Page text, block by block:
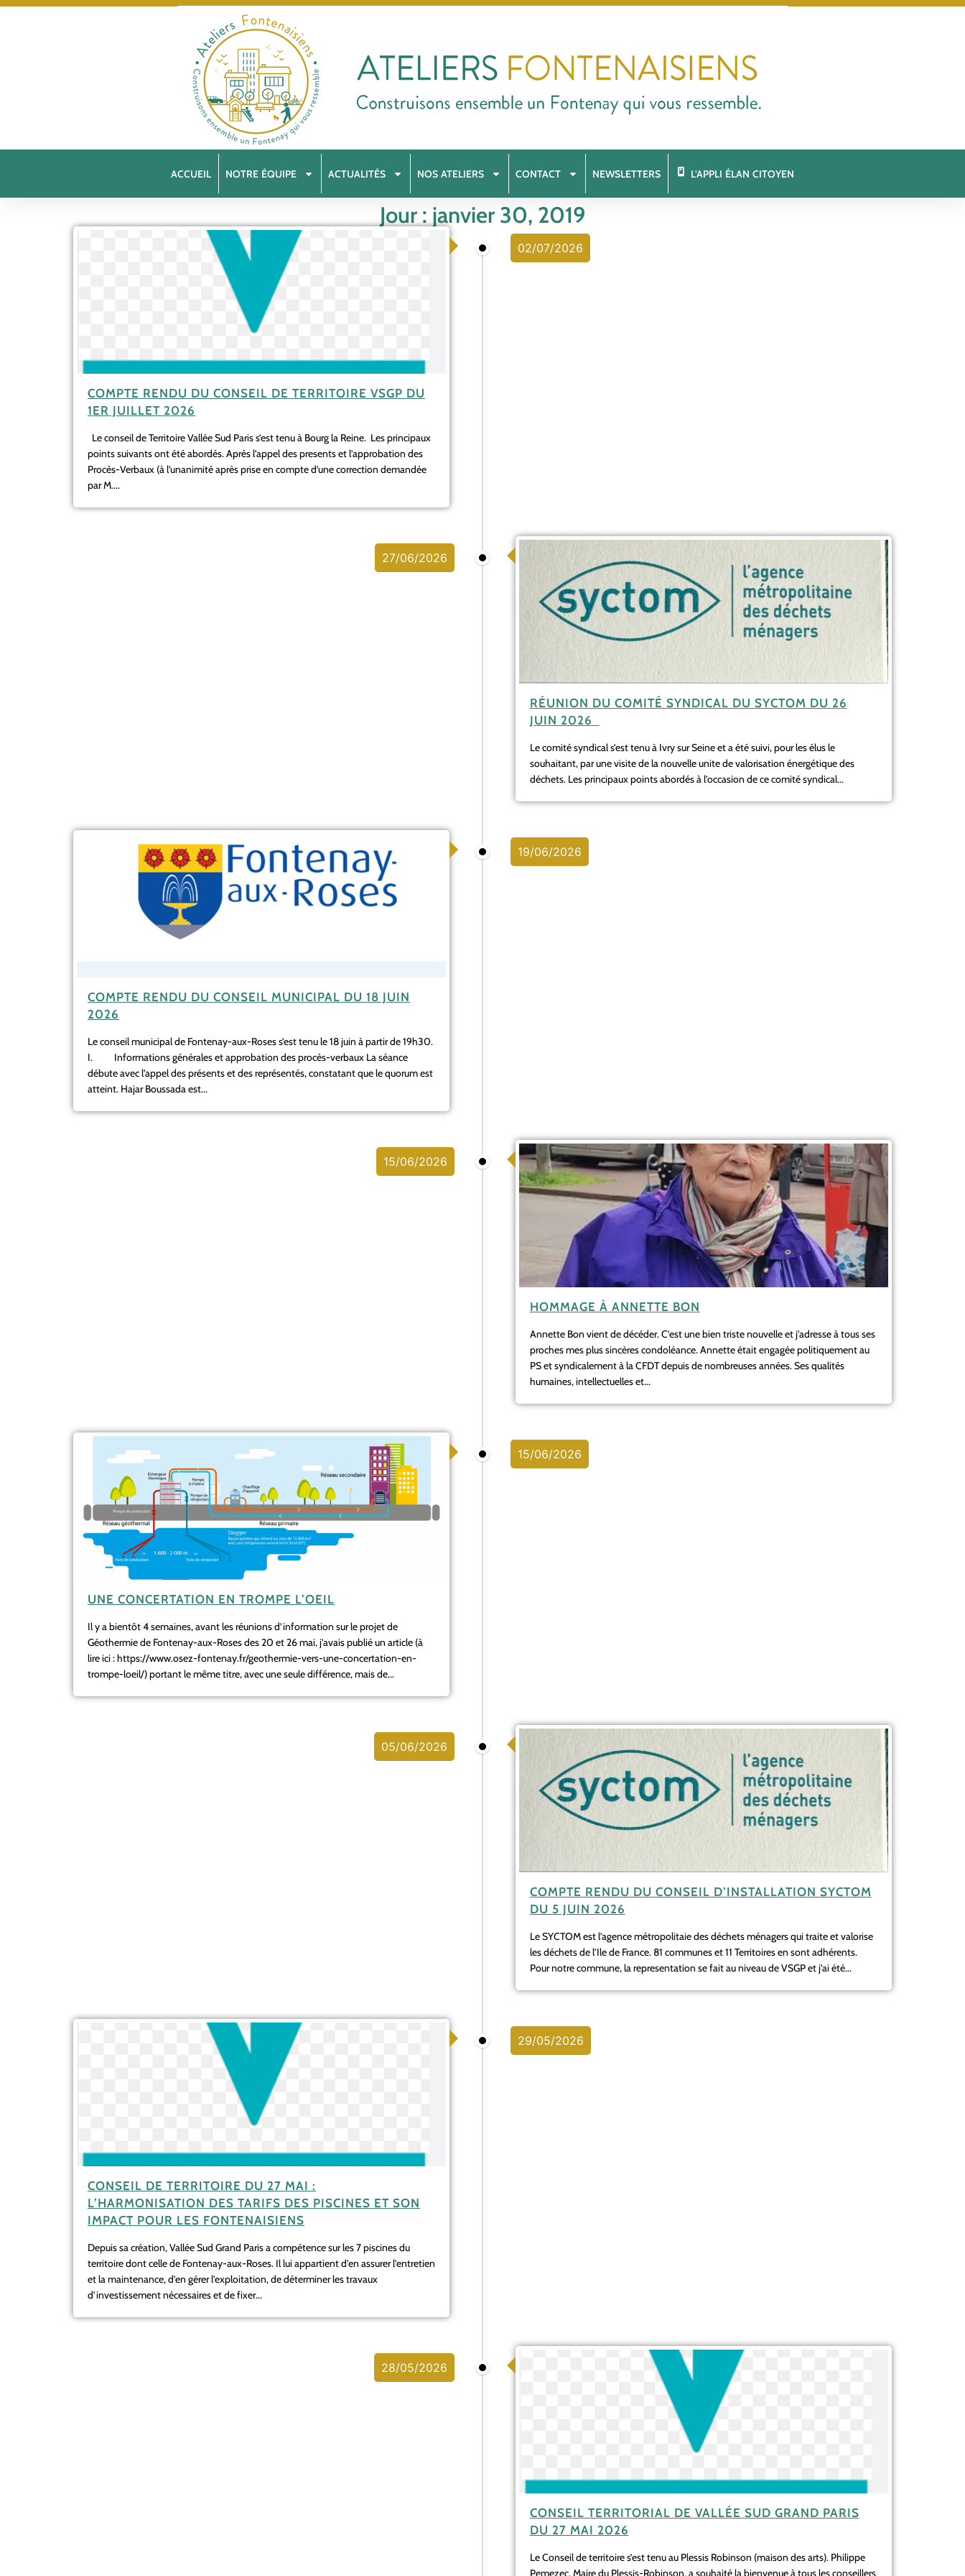
ACCUEIL NOTRE ÉQUIPE ACTUALITÉS NOS ATELIERS CONTACT NEWSLETTERS L’APPLI ÉLAN CITOYEN
Jour : janvier 30, 2019
02/07/2026
COMPTE RENDU DU CONSEIL DE TERRITOIRE VSGP DU
1ER JUILLET 2026
Le conseil de Territoire Vallée Sud Paris s’est tenu à Bourg la Reine. Les principaux
points suivants ont été abordés. Après l’appel des presents et l’approbation des
Procès-Verbaux (à l’unanimité après prise en compte d’une correction demandée
par M....
27/06/2026
RÉUNION DU COMITÉ SYNDICAL DU SYCTOM DU 26
JUIN 2026
Le comité syndical s’est tenu à Ivry sur Seine et a été suivi, pour les élus le
souhaitant, par une visite de la nouvelle unite de valorisation énergétique des
déchets. Les principaux points abordés à l’occasion de ce comité syndical...
19/06/2026
COMPTE RENDU DU CONSEIL MUNICIPAL DU 18 JUIN
2026
Le conseil municipal de Fontenay-aux-Roses s’est tenu le 18 juin à partir de 19h30.
I. Informations générales et approbation des procès-verbaux La séance
débute avec l’appel des présents et des représentés, constatant que le quorum est
atteint. Hajar Boussada est...
15/06/2026
HOMMAGE À ANNETTE BON
Annette Bon vient de décéder. C’est une bien triste nouvelle et j’adresse à tous ses
proches mes plus sincères condoléance. Annette était engagée politiquement au
PS et syndicalement à la CFDT depuis de nombreuses années. Ses qualités
humaines, intellectuelles et...
15/06/2026
UNE CONCERTATION EN TROMPE L’OEIL
Il y a bientôt 4 semaines, avant les réunions d’information sur le projet de
Géothermie de Fontenay-aux-Roses des 20 et 26 mai, j’avais publié un article (à
lire ici : https://www.osez-fontenay.fr/geothermie-vers-une-concertation-en-
trompe-loeil/) portant le même titre, avec une seule différence, mais de...
05/06/2026
COMPTE RENDU DU CONSEIL D’INSTALLATION SYCTOM
DU 5 JUIN 2026
Le SYCTOM est l’agence métropolitaie des déchets ménagers qui traite et valorise
les déchets de l’Ile de France. 81 communes et 11 Territoires en sont adhérents.
Pour notre commune, la representation se fait au niveau de VSGP et j’ai été...
29/05/2026
CONSEIL DE TERRITOIRE DU 27 MAI :
L’HARMONISATION DES TARIFS DES PISCINES ET SON
IMPACT POUR LES FONTENAISIENS
Depuis sa création, Vallée Sud Grand Paris a compétence sur les 7 piscines du
territoire dont celle de Fontenay-aux-Roses. Il lui appartient d’en assurer l’entretien
et la maintenance, d’en gérer l’exploitation, de déterminer les travaux
d’investissement nécessaires et de fixer...
28/05/2026
CONSEIL TERRITORIAL DE VALLÉE SUD GRAND PARIS
DU 27 MAI 2026
Le Conseil de territoire s’est tenu au Plessis Robinson (maison des arts). Philippe
Pemezec, Maire du Plessis-Robinson, a souhaité la bienvenue à tous les conseillers